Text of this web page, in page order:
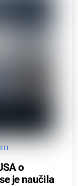
o
je naučila